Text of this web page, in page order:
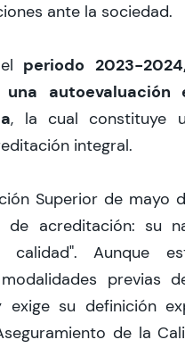
ante la sociedad.
periodo 2023-
una
, la cual constituye
integral.
Superior de
acreditación: su
calidad". Aunque
previas
exige su definición
de la